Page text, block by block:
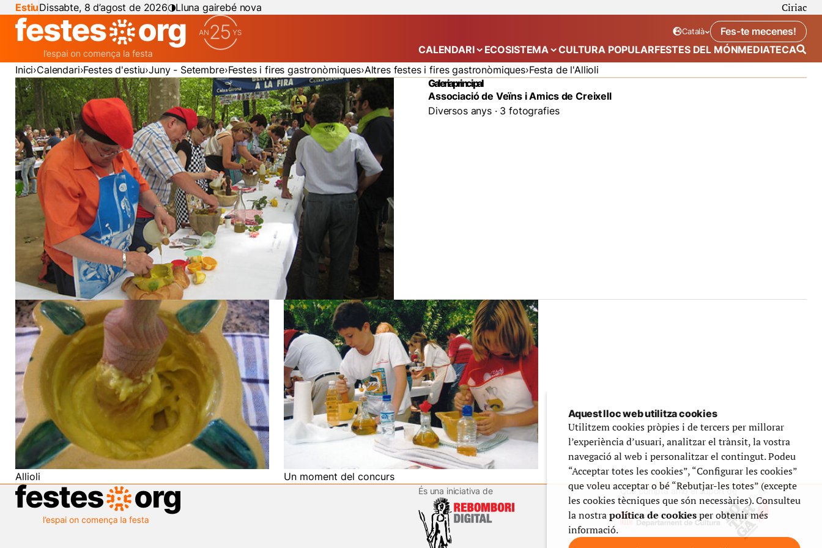
EstiuDissabte, 8 d’agost de 2026 Lluna gairebé nova Ciriac
Idioma seleccionat:
Català
. Canviar idiomaFes-te mecenes!
CALENDARI Mostra el submenú de “Calendari”
ECOSISTEMA Mostra el submenú de “Ecosistema”
CULTURA POPULARFESTES DEL MÓNMEDIATECA
Inici Calendari Festes d'estiu Juny - Setembre Festes i fires gastronòmiques Altres festes i fires gastronòmiques Festa de l'Allioli
Galeria principal
Associació de Veïns i Amics de Creixell
Diversos anys · 3 fotografies
Allioli Un moment del concurs
És una iniciativa de Que compta amb el suport de
Aquest lloc web utilitza cookies
Utilitzem cookies pròpies i de tercers per millorar
l’experiència d’usuari, analitzar el trànsit, la vostra
navegació al web i personalitzar el contingut. Podeu
“Acceptar totes les cookies”, “Configurar les cookies”
que voleu acceptar o bé “Rebutjar-les totes” (excepte
les cookies tècniques que són necessàries). Consulteu
la nostrapolítica de cookiesper obtenir més
informació.